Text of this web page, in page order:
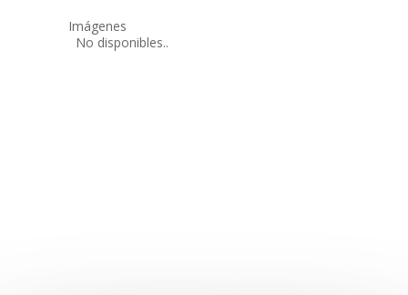
Imágenes
No disponibles..